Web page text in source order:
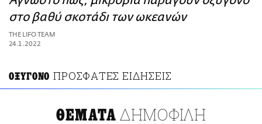
ΑΜΠΑ
PRINT
στο βαθύ σκοτάδι των ωκεανών
THE LIFO TEAM
24.1.2022
OΞΥΓΟΝΟ ΠΡΟΣΦΑΤΕΣ ΕΙΔΗΣΕΙΣ
ΘΕΜΑΤΑ ΔΗΜΟΦΙΛΗ